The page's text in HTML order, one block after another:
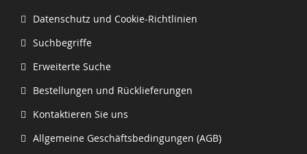
Datenschutz und Cookie-Richtlinien
Suchbegriffe
Erweiterte Suche
Bestellungen und Rücklieferungen
Kontaktieren Sie uns
Allgemeine Geschäftsbedingungen (AGB)